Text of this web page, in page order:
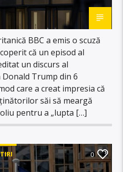
BBC a emis o scuză
că un episod al
un discurs al
Trump din 6
care a creat impresia că
săi să meargă
pentru a „lupta […]
0